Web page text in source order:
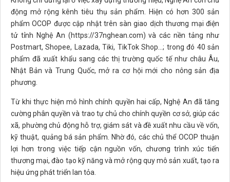
động mở rộng kênh tiêu thụ sản phẩm. Hiện có hơn 300 sản
phẩm OCOP được cập nhật trên sàn giao dịch thương mại điện
tử tỉnh Nghệ An (https://37nghean.com) và các nền tảng như
Postmart, Shopee, Lazada, Tiki, TikTok Shop...; trong đó 40 sản
phẩm đã xuất khẩu sang các thị trường quốc tế như châu Âu,
Nhật Bản và Trung Quốc, mở ra cơ hội mới cho nông sản địa
phương.
Từ khi thực hiện mô hình chính quyền hai cấp, Nghệ An đã tăng
cường phân quyền và trao tự chủ cho chính quyền cơ sở, giúp các
xã, phường chủ động hỗ trợ, giám sát và đề xuất nhu cầu về vốn,
kỹ thuật, quảng bá sản phẩm. Nhờ đó, các chủ thể OCOP thuận
lợi hơn trong việc tiếp cận nguồn vốn, chương trình xúc tiến
thương mại, đào tạo kỹ năng và mở rộng quy mô sản xuất, tạo ra
hiệu ứng phát triển lan tỏa.